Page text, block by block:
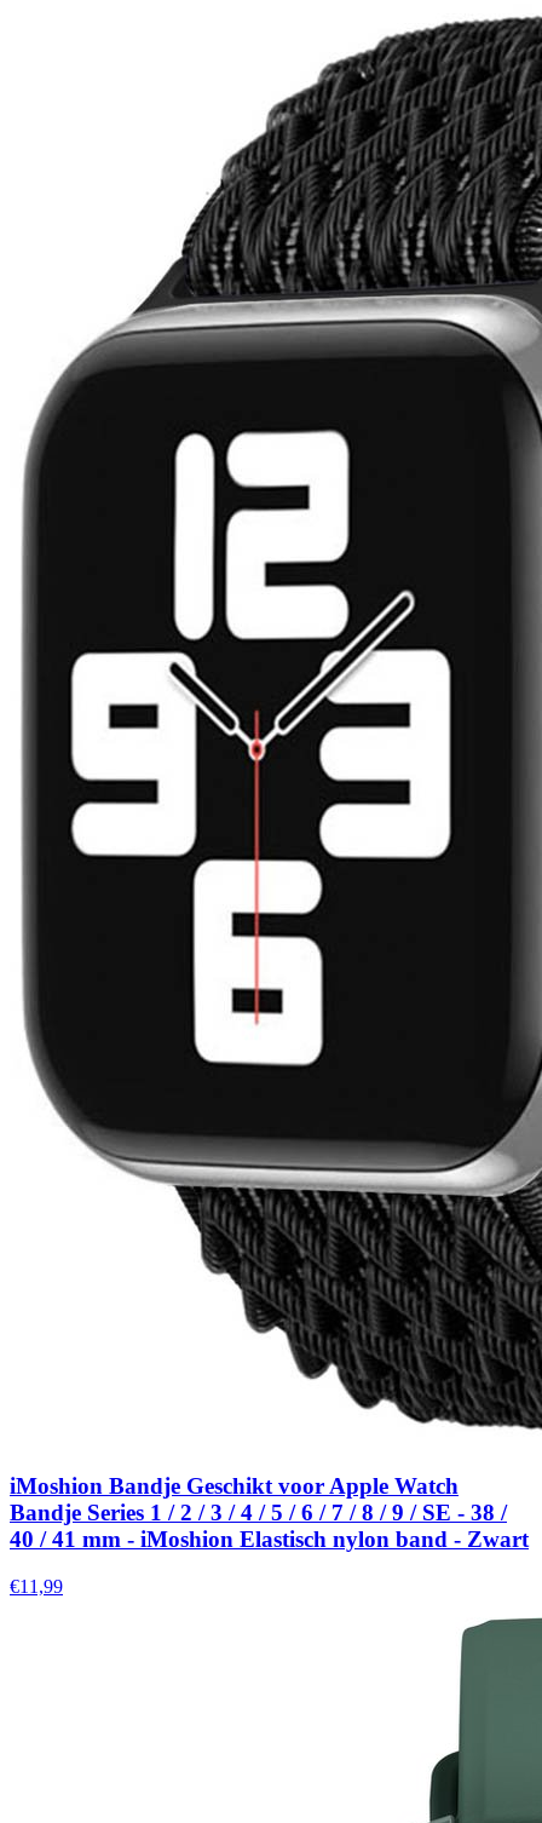
iMoshion Bandje Geschikt voor Apple Watch
Bandje Series 1 / 2 / 3 / 4 / 5 / 6 / 7 / 8 / 9 / SE - 38 /
40 / 41 mm - iMoshion Elastisch nylon band - Zwart
€11,99